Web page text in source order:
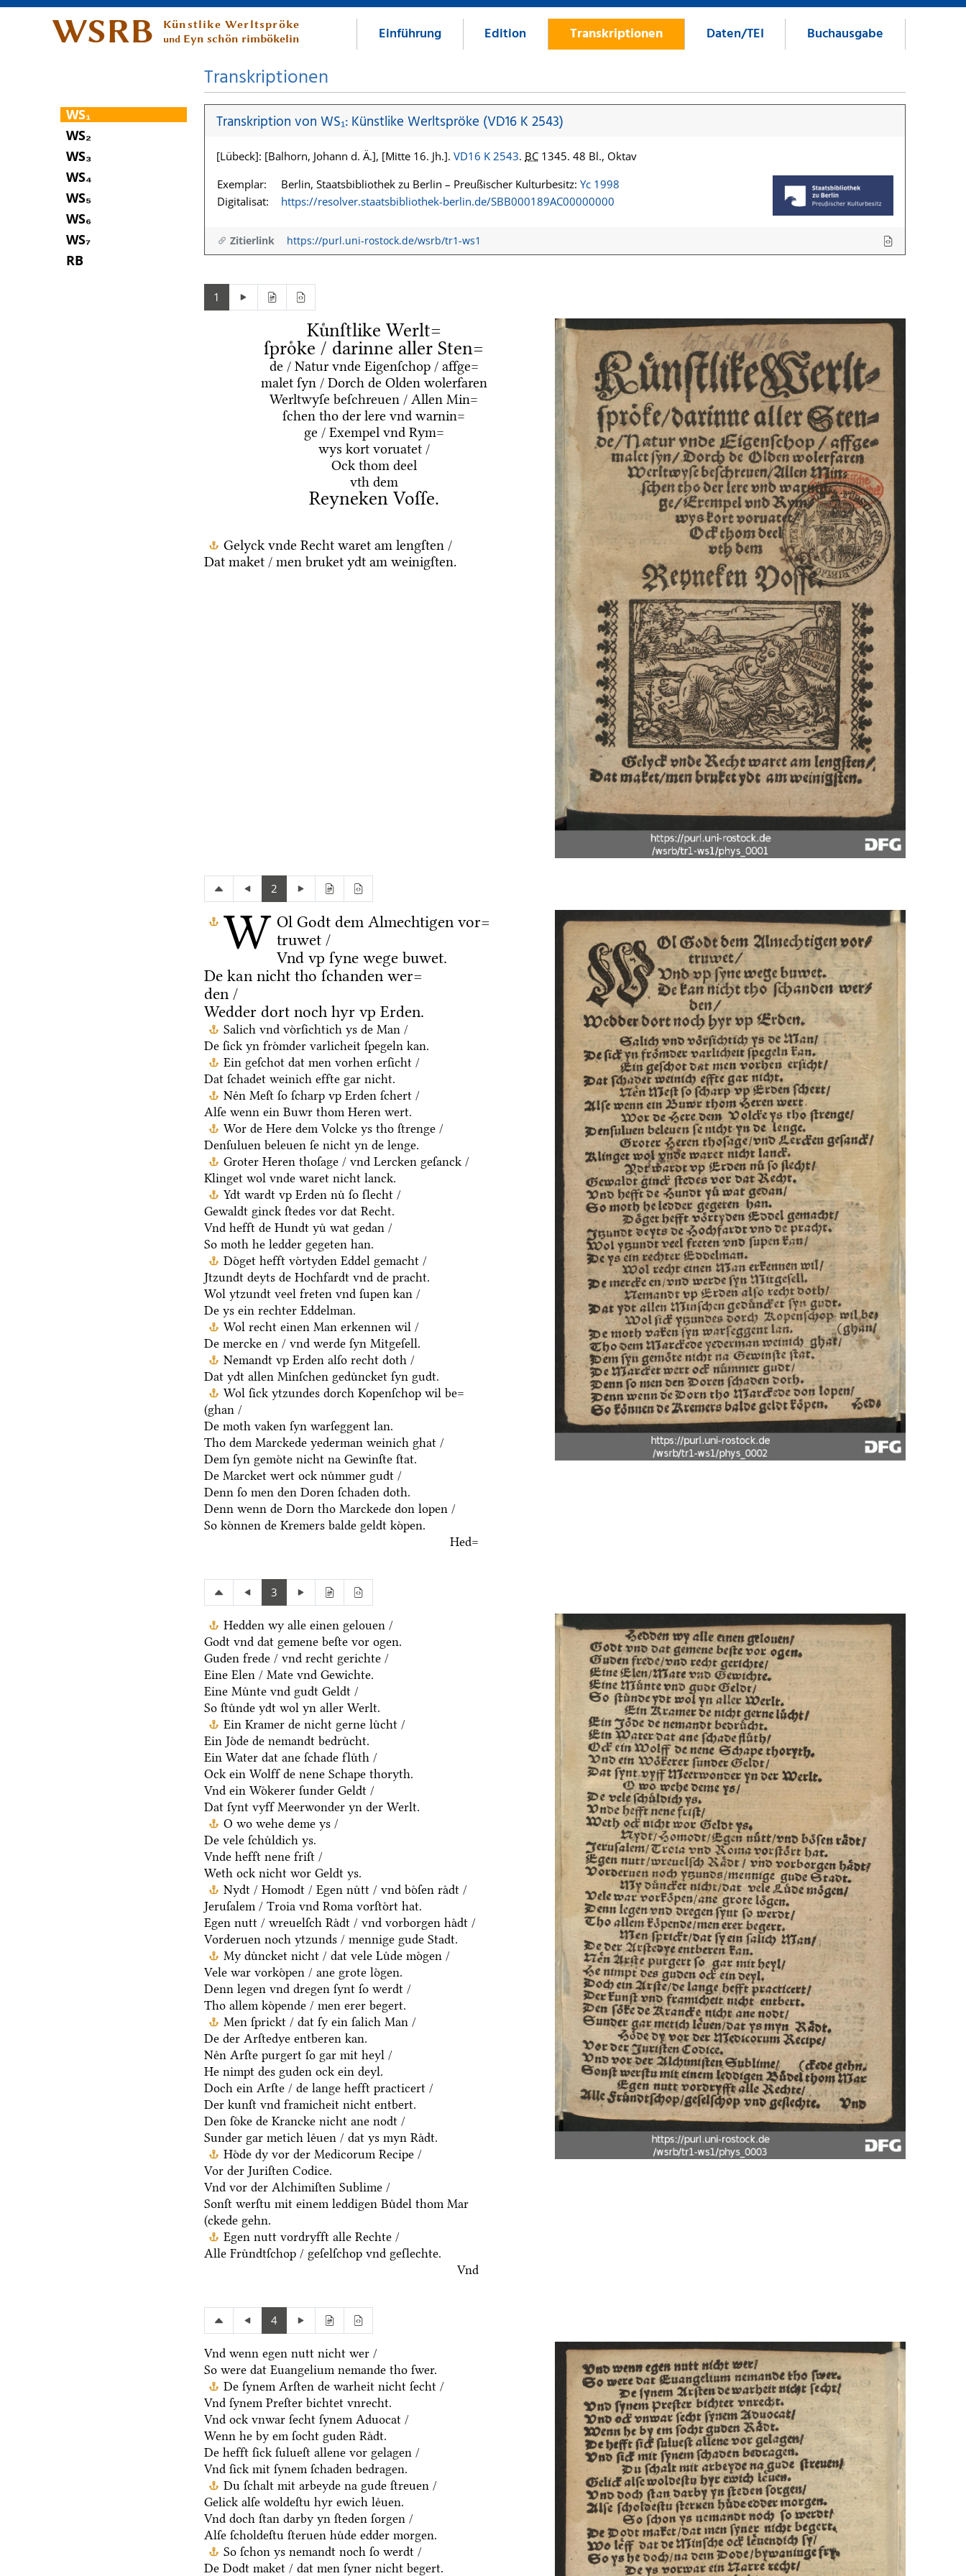
WSRB Künstlike Werltspröke
und Eyn schön rimbökelin Einführung Edition Transkriptionen Daten/TEI Buchausgabe
WS₁
WS₂
WS₃
WS₄
WS₅
WS₆
WS₇
RB
Transkriptionen
Transkription von WS₁: Künstlike Werltspröke (VD16 K 2543)
[Lübeck]: [Balhorn, Johann d. Ä.], [Mitte 16. Jh.]. VD16 K 2543. BC 1345. 48 Bl., Oktav
Exemplar:
Berlin, Staatsbibliothek zu Berlin – Preußischer Kulturbesitz: Yc 1998
Digitalisat:
https://resolver.staatsbibliothek-berlin.de/SBB000189AC00000000
Zitierlink https://purl.uni-rostock.de/wsrb/tr1-ws1
1
Kuͤnſtlike Werlt=
ſproͤke / darinne aller Sten=
de / Natur vnde Eigenſchop / affge=
malet ſyn / Dorch de Olden wolerfaren
Werltwyſe beſchreuen / Allen Min=
ſchen tho der lere vnd warnin=
ge / Exempel vnd Rym=
wys kort voruatet /
Ock thom deel
vth dem
Reyneken Voſſe.
Gelyck vnde Recht waret am lengſten /
Dat maket / men bruket ydt am weinigſten.
2
W Ol Godt dem Almechtigen vor=
truwet /
Vnd vp ſyne wege buwet.
De kan nicht tho ſchanden wer=
den /
Wedder dort noch hyr vp Erden.
Salich vnd voͤrſichtich ys de Man /
De ſick yn froͤmder varlicheit ſpegeln kan.
Ein geſchot dat men vorhen erſicht /
Dat ſchadet weinich effte gar nicht.
Neͤn Meſt ſo ſcharp vp Erden ſchert /
Alſe wenn ein Buwr thom Heren wert.
Wor de Here dem Volcke ys tho ſtrenge /
Denſuluen beleuen ſe nicht yn de lenge.
Groter Heren thoſage / vnd Lercken geſanck /
Klinget wol vnde waret nicht lanck.
Ydt wardt vp Erden nuͤ ſo ſlecht /
Gewaldt ginck ſtedes vor dat Recht.
Vnd hefft de Hundt yuͤ wat gedan /
So moth he ledder gegeten han.
Doͤget hefft voͤrtyden Eddel gemacht /
Jtzundt deyts de Hochfardt vnd de pracht.
Wol ytzundt veel freten vnd ſupen kan /
De ys ein rechter Eddelman.
Wol recht einen Man erkennen wil /
De mercke en / vnd werde ſyn Mitgeſell.
Nemandt vp Erden alſo recht doth /
Dat ydt allen Minſchen geduͤncket ſyn gudt.
Wol ſick ytzundes dorch Kopenſchop wil be=
(ghan /
De moth vaken ſyn warſeggent lan.
Tho dem Marckede yederman weinich ghat /
Dem ſyn gemoͤte nicht na Gewinſte ſtat.
De Marcket wert ock nuͤmmer gudt /
Denn ſo men den Doren ſchaden doth.
Denn wenn de Dorn tho Marckede don lopen /
So koͤnnen de Kremers balde geldt koͤpen.
Hed=
3
Hedden wy alle einen gelouen /
Godt vnd dat gemene beſte vor ogen.
Guden frede / vnd recht gerichte /
Eine Elen / Mate vnd Gewichte.
Eine Muͤnte vnd gudt Geldt /
So ſtuͤnde ydt wol yn aller Werlt.
Ein Kramer de nicht gerne luͤcht /
Ein Joͤde de nemandt bedruͤcht.
Ein Water dat ane ſchade fluͤth /
Ock ein Wolff de nene Schape thoryth.
Vnd ein Woͤkerer ſunder Geldt /
Dat ſynt vyff Meerwonder yn der Werlt.
O wo wehe deme ys /
De vele ſchuͤldich ys.
Vnde hefft nene friſt /
Weth ock nicht wor Geldt ys.
Nydt / Homodt / Egen nuͤtt / vnd boͤſen raͤdt /
Jeruſalem / Troia vnd Roma vorſtoͤrt hat.
Egen nutt / wreuelſch Raͤdt / vnd vorborgen haͤdt /
Vorderuen noch ytzunds / mennige gude Stadt.
My duͤncket nicht / dat vele Luͤde moͤgen /
Vele war vorkoͤpen / ane grote loͤgen.
Denn legen vnd dregen ſynt ſo werdt /
Tho allem koͤpende / men erer begert.
Men ſprickt / dat ſy ein ſalich Man /
De der Arſtedye entberen kan.
Neͤn Arſte purgert ſo gar mit heyl /
He nimpt des guden ock ein deyl.
Doch ein Arſte / de lange hefft practicert /
Der kunſt vnd framicheit nicht entbert.
Den ſoͤke de Krancke nicht ane nodt /
Sunder gar metich leͤuen / dat ys myn Raͤdt.
Hoͤde dy vor der Medicorum Recipe /
Vor der Juriſten Codice.
Vnd vor der Alchimiſten Sublime /
Sonſt werſtu mit einem leddigen Buͤdel thom Mar
(ckede gehn.
Egen nutt vordryfft alle Rechte /
Alle Fruͤndtſchop / geſelſchop vnd geſlechte.
Vnd
4
Vnd wenn egen nutt nicht wer /
So were dat Euangelium nemande tho ſwer.
De ſynem Arſten de warheit nicht ſecht /
Vnd ſynem Preſter bichtet vnrecht.
Vnd ock vnwar ſecht ſynem Aduocat /
Wenn he by em ſocht guden Raͤdt.
De hefft ſick ſulueſt allene vor gelagen /
Vnd ſick mit ſynem ſchaden bedragen.
Du ſchalt mit arbeyde na gude ſtreuen /
Gelick alſe woldeſtu hyr ewich leͤuen.
Vnd doch ſtan darby yn ſteden ſorgen /
Alſe ſcholdeſtu ſteruen huͤde edder morgen.
So ſchon ys nemandt noch ſo werdt /
De Dodt maket / dat men ſyner nicht begert.